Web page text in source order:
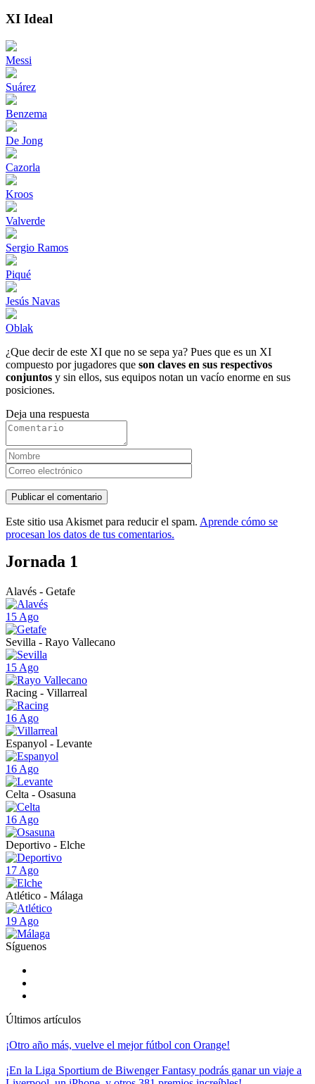
XI Ideal
Messi
Suárez
Benzema
De Jong
Cazorla
Kroos
Valverde
Sergio Ramos
Piqué
Jesús Navas
Oblak
¿Que decir de este XI que no se sepa ya? Pues que es un XI
compuesto por jugadores que son claves en sus respectivos
conjuntos y sin ellos, sus equipos notan un vacío enorme en sus
posiciones.
Deja una respuesta
Este sitio usa Akismet para reducir el spam. Aprende cómo se
procesan los datos de tus comentarios.
Jornada 1
Alavés - Getafe
15 Ago
Sevilla - Rayo Vallecano
15 Ago
Racing - Villarreal
16 Ago
Espanyol - Levante
16 Ago
Celta - Osasuna
16 Ago
Deportivo - Elche
17 Ago
Atlético - Málaga
19 Ago
Síguenos
Últimos artículos
¡Otro año más, vuelve el mejor fútbol con Orange!
¡En la Liga Sportium de Biwenger Fantasy podrás ganar un viaje a